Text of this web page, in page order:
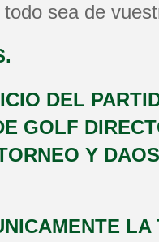
sea de
DEL
GOLF
Y
LA